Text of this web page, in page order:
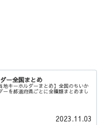
ー全国まとめ
地キーホルダーまとめ】全国のちいか
ーを都道府県ごとに全種類まとめまし
2023.11.03